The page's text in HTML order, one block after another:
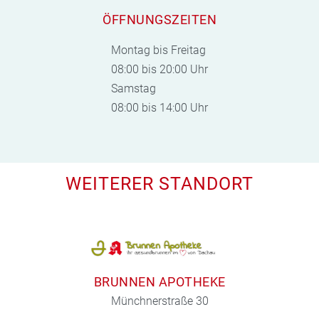
ÖFFNUNGSZEITEN
Montag bis Freitag
08:00 bis 20:00 Uhr
Samstag
08:00 bis 14:00 Uhr
WEITERER STANDORT
BRUNNEN APOTHEKE
Münchnerstraße 30